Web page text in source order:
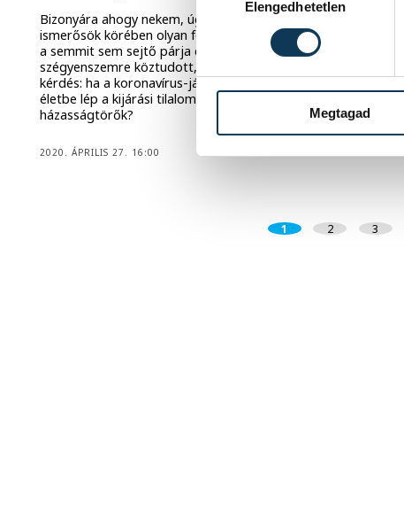
Elengedhetetlen
Megtagad
Bizonyára ahogy nekem, úgy másoknak is akad a közeli
ismerősök körében olyan férj, vagy éppen feleség, aki ha
a semmit sem sejtő párja előtt jól is titkolja,
szégyenszemre köztudott, hogy szeretőt tart. Adódik a
kérdés: ha a koronavírus-járvány miatt hazánkban is
életbe lép a kijárási tilalom, akkor mi lesz veletek,
házasságtörők?
2020. ÁPRILIS 27. 16:00
1 2 3